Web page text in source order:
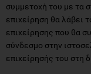
συμμετοχή του με τα
επιχείρηση θα λάβει
επιχείρησης που θα
σύνδεσμο στην
επιχείρησής του στη